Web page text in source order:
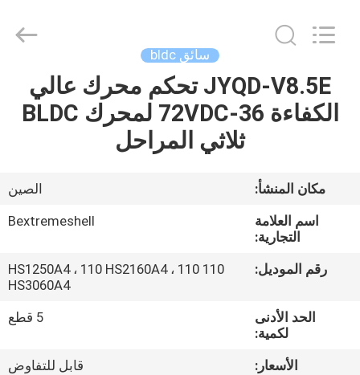
منزل
أشرطة
فيديو
حول
Technology
Reserved.
سائق bldc
JYQD-V8.5E تحكم محرك عالي
الكفاءة 36-72VDC لمحرك BLDC
ثلاثي المراحل
مكان المنشأ:
الصين
اسم العلامة
التجارية:
Bextremeshell
رقم الموديل:
110 HS1250A4 ، 110 HS2160A4 ، 110
HS3060A4
الحد الأدنى
لكمية:
5 قطع
الأسعار:
قابل للتفاوض